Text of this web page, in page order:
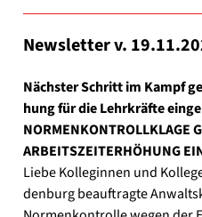
News­let­ter v.
Nächs­ter Schritt im Kampf
hung für die Lehr­kräf­te
NORMENKONTROLLKLAGE
ARBEITSZEITERHÖHUNG
Lie­be Kol­le­gin­nen und
den­burg beauf­trag­te